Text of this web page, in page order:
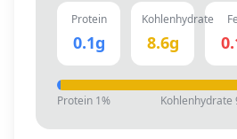
Protein
0.1g
Kohlenhydrate
8.6g
Protein 1% Kohlenhydrate